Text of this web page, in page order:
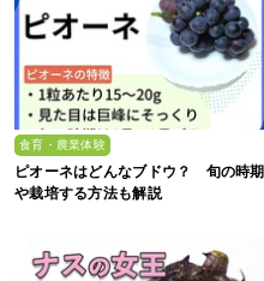
食育・農業体験
ピオーネはどんなブドウ？ 旬の時期
や栽培する方法も解説